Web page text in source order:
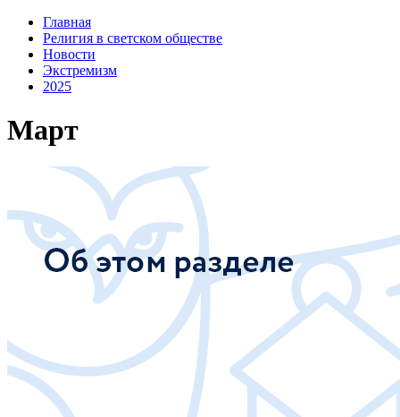
Главная
Религия в светском обществе
Новости
Экстремизм
2025
Март